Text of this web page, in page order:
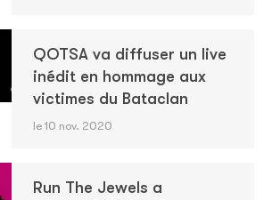
QOTSA va diffuser un live
inédit en hommage aux
victimes du Bataclan
le 10 nov. 2020
Run The Jewels a